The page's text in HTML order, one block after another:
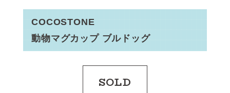
COCOSTONE
動物マグカップ ブルドッグ
SOLD